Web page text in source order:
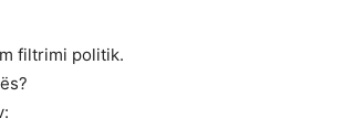
filtrimi politik.